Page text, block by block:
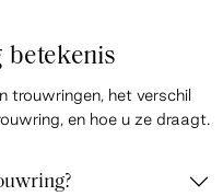
betekenis
trouwringen, het verschil
en hoe u ze draagt.